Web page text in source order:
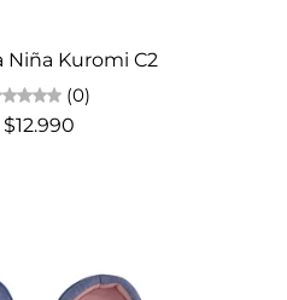
Niña Kuromi C2
(0)
$12.990